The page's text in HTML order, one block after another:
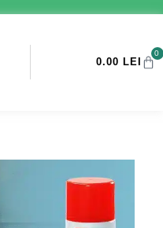
0.00 LEI
0